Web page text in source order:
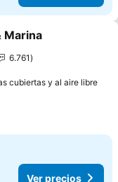
favoritos
Marina
6.761
cubiertas y al aire libre
Ver precios